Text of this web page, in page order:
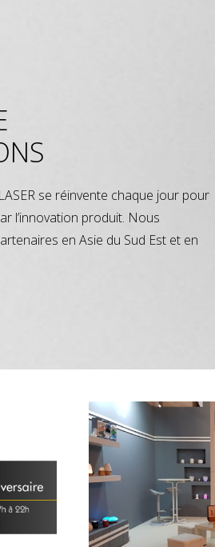
se réinvente chaque jour pour
l’innovation produit. Nous
en Asie du Sud Est et en